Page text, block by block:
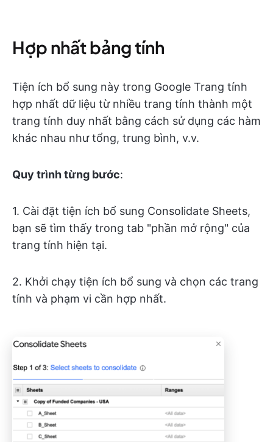
Hợp nhất bảng tính
Tiện ích bổ sung này trong Google Trang tính
hợp nhất dữ liệu từ nhiều trang tính thành một
trang tính duy nhất bằng cách sử dụng các hàm
khác nhau như tổng, trung bình, v.v.
Quy trình từng bước:
1. Cài đặt tiện ích bổ sung Consolidate Sheets,
bạn sẽ tìm thấy trong tab "phần mở rộng" của
trang tính hiện tại.
2. Khởi chạy tiện ích bổ sung và chọn các trang
tính và phạm vi cần hợp nhất.